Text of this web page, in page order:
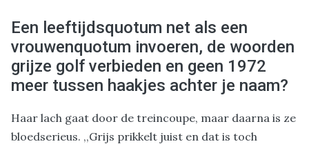
Een leeftijdsquotum net als een
vrouwenquotum invoeren, de woorden
grijze golf verbieden en geen 1972
meer tussen haakjes achter je naam?
Haar lach gaat door de treincoupe, maar daarna is ze
bloedserieus. ,,Grijs prikkelt juist en dat is toch